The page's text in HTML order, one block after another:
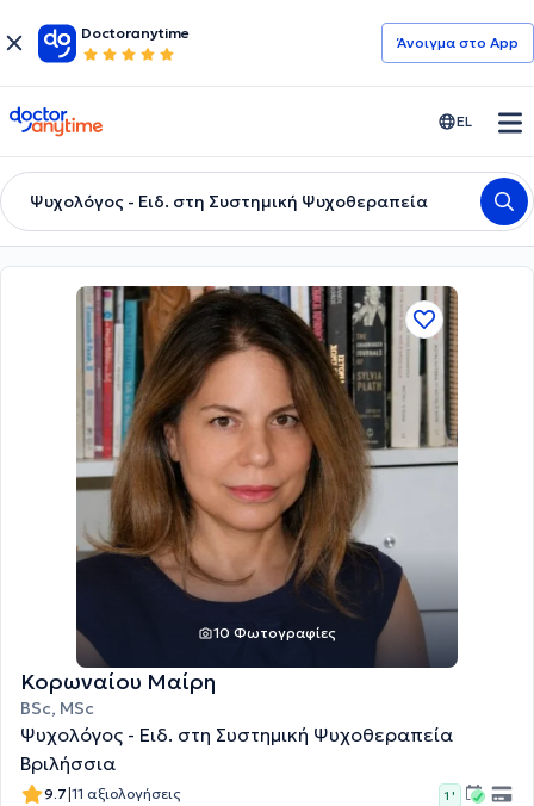
Doctoranytime
Άνοιγμα στο App
doctoranytime EL
Ψυχολόγος - Ειδ. στη Συστημική Ψυχοθεραπεία
10 Φωτογραφίες
Κορωναίου Μαίρη
BSc, MSc
Ψυχολόγος - Ειδ. στη Συστημική Ψυχοθεραπεία
Βριλήσσια
9.7|11 αξιολογήσεις 1 '